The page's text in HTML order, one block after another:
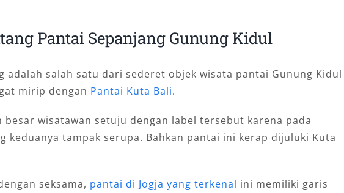
Pantai Sepanjang Gunung Kidul
adalah salah satu dari sederet objek wisata pantai Gunung Kidul
mirip dengan Pantai Kuta Bali.
besar wisatawan setuju dengan label tersebut karena pada
keduanya tampak serupa. Bahkan pantai ini kerap dijuluki Kuta
seksama, pantai di Jogja yang terkenal ini memiliki garis